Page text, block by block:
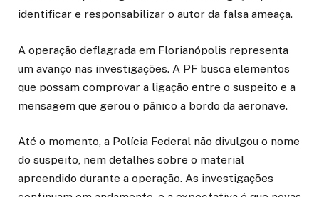
identificar e responsabilizar o autor da falsa ameaça.
A operação deflagrada em Florianópolis representa
um avanço nas investigações. A PF busca elementos
que possam comprovar a ligação entre o suspeito e a
mensagem que gerou o pânico a bordo da aeronave.
Até o momento, a Polícia Federal não divulgou o nome
do suspeito, nem detalhes sobre o material
apreendido durante a operação. As investigações